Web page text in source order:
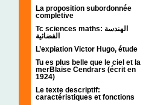
La proposition subordonnée
complétive
Tc sciences maths: الهندسة
الفضائية
L’expiation Victor Hugo, étude
Tu es plus belle que le ciel et la
merBlaise Cendrars (écrit en
1924)
Le texte descriptif:
caractéristiques et fonctions